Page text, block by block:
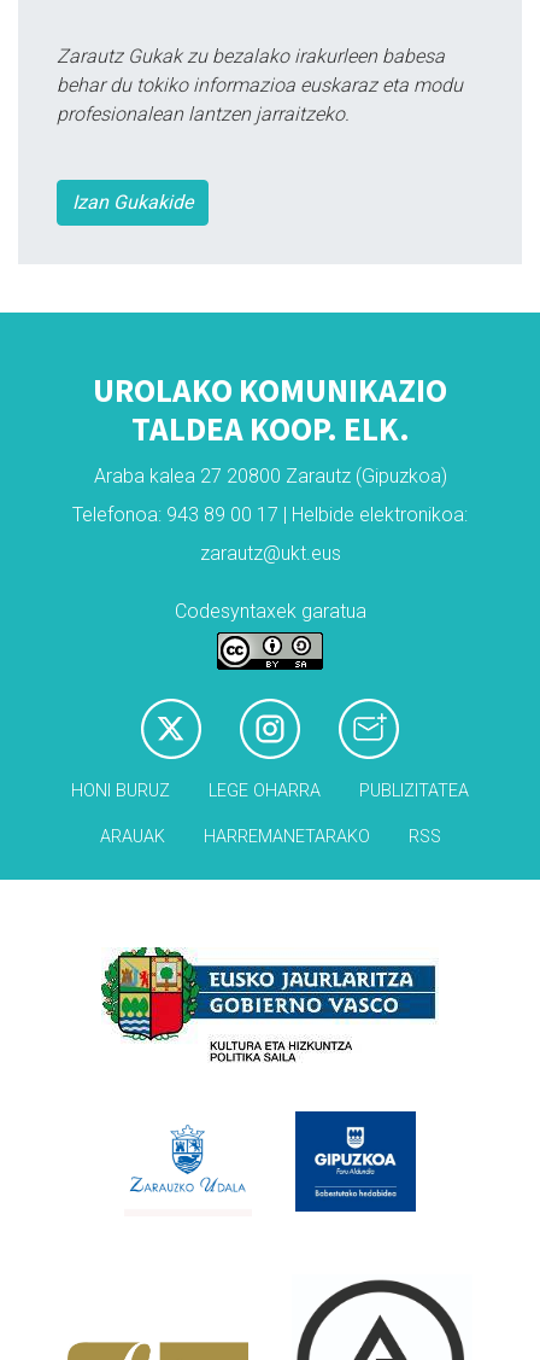
Zarautz Gukak zu bezalako irakurleen babesa
behar du tokiko informazioa euskaraz eta modu
profesionalean lantzen jarraitzeko.
Izan Gukakide
UROLAKO KOMUNIKAZIO
TALDEA KOOP. ELK.
Araba kalea 27 20800 Zarautz (Gipuzkoa)
Telefonoa: 943 89 00 17 | Helbide elektronikoa:
zarautz@ukt.eus
Codesyntaxek garatua
HONI BURUZ LEGE OHARRA PUBLIZITATEA
ARAUAK HARREMANETARAKO RSS